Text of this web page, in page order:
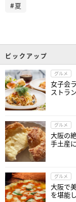
夏
ピックアップ
グルメ
女子会
ストラ
グルメ
大阪の
手土産
グルメ
大阪で
を堪能